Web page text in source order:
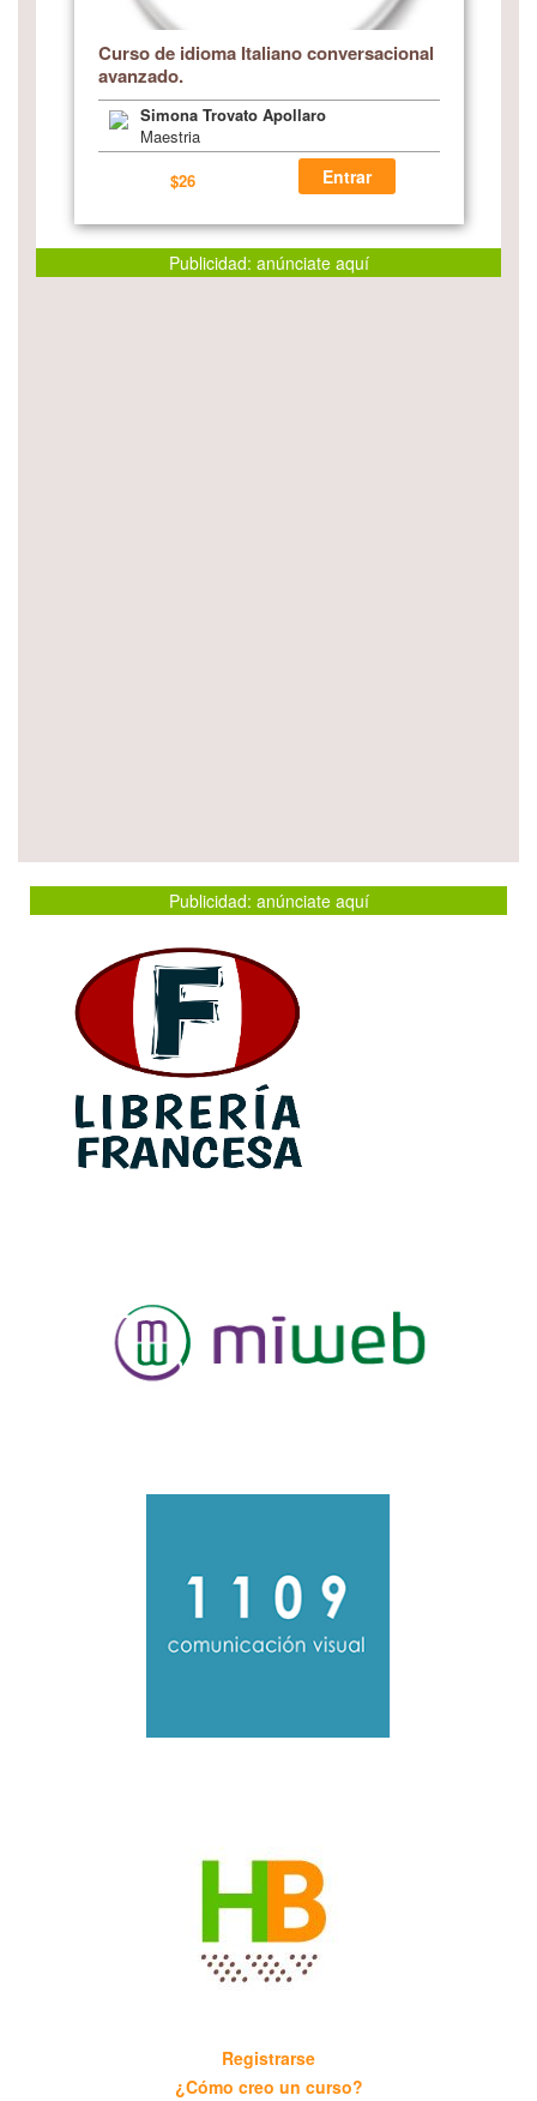
Curso de idioma Italiano conversacional
avanzado.
Simona Trovato Apollaro
Maestria
$26
Entrar
Publicidad: anúnciate aquí
Publicidad: anúnciate aquí
Registrarse
¿Cómo creo un curso?